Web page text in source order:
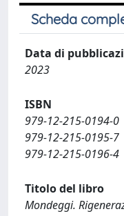
Scheda
Data di
2023
ISBN
979-12-215-0194-0
979-12-215-0195-7
979-12-215-0196-4
Titolo del libro
Mondeggi.